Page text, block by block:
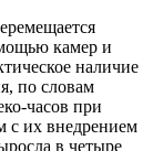
камер и
наличие
по словам
часов при
с их внедрением
в четыре